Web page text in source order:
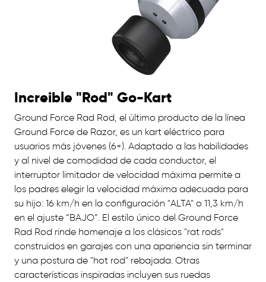
Increible "Rod" Go-Kart
Ground Force Rad Rod, el último producto de la línea
Ground Force de Razor, es un kart eléctrico para
usuarios más jóvenes (6+). Adaptado a las habilidades
y al nivel de comodidad de cada conductor, el
interruptor limitador de velocidad máxima permite a
los padres elegir la velocidad máxima adecuada para
su hijo: 16 km/h en la configuración "ALTA" o 11,3 km/h
en el ajuste “BAJO”. El estilo único del Ground Force
Rad Rod rinde homenaje a los clásicos "rat rods"
construidos en garajes con una apariencia sin terminar
y una postura de "hot rod" rebajada. Otras
características inspiradas incluyen sus ruedas